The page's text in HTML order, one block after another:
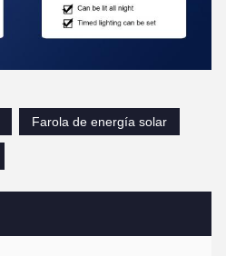
Farola de energía solar